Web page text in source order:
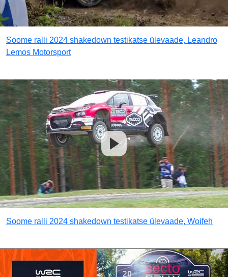
Soome ralli 2024 shakedown testikatse ülevaade, Leandro
Lemos Motorsport
Soome ralli 2024 shakedown testikatse ülevaade, Woifeh